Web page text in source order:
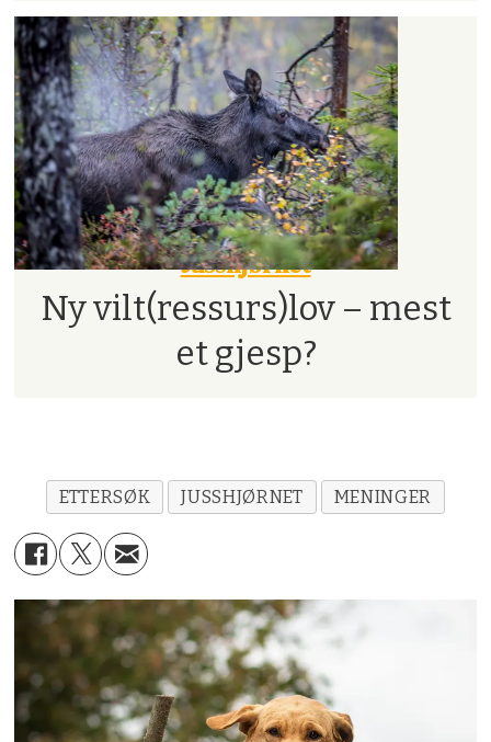
Jusshjørnet
Ny vilt(ressurs)lov – mest
et gjesp?
ETTERSØK JUSSHJØRNET MENINGER